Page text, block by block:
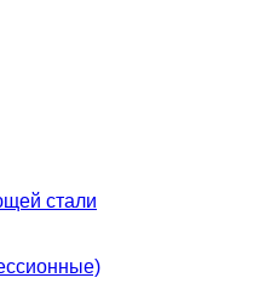
стали